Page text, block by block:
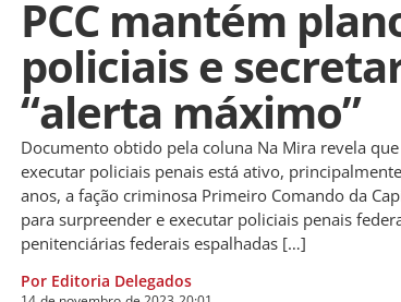
PCC mantém
policiais e
“alerta máximo”
Documento obtido pela coluna Na Mira revela
executar policiais penais está ativo,
anos, a fação criminosa Primeiro Comando da
para surpreender e executar policiais penais
penitenciárias federais espalhadas […]
Por Editoria Delegados